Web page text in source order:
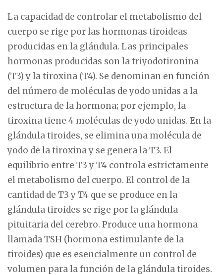
La capacidad de controlar el metabolismo del
cuerpo se rige por las hormonas tiroideas
producidas en la glándula. Las principales
hormonas producidas son la triyodotironina
(T3) y la tiroxina (T4). Se denominan en función
del número de moléculas de yodo unidas a la
estructura de la hormona; por ejemplo, la
tiroxina tiene 4 moléculas de yodo unidas. En la
glándula tiroides, se elimina una molécula de
yodo de la tiroxina y se genera la T3. El
equilibrio entre T3 y T4 controla estrictamente
el metabolismo del cuerpo. El control de la
cantidad de T3 y T4 que se produce en la
glándula tiroides se rige por la glándula
pituitaria del cerebro. Produce una hormona
llamada TSH (hormona estimulante de la
tiroides) que es esencialmente un control de
volumen para la función de la glándula tiroides.